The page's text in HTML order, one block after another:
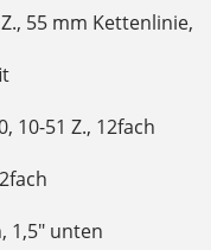
55 mm Kettenlinie,
10-51 Z., 12fach
1,5" unten